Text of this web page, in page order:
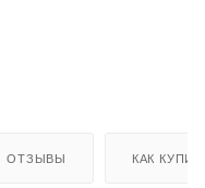
ОТЗЫВЫ КАК